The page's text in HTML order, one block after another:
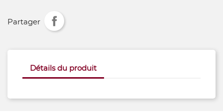
Partager
Détails du produit